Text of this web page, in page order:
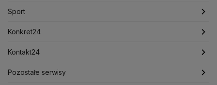
Drogi w Polsce
BródnoCiechanów
Agencja Bezpieczeństwa Wewnętrznego
Biuro Bezpieczeństwa Narodowego
Bielany
Mokotów
Ochota
Sport
Zdrowie
Technologia
Newslettery
Ludzie Faktów
Kraków
Poznań
Trójmiasto
Wrocław
Notowania
Pieniądze
Nieruchomości
Rynki
Pogoda godzinowa
Pogoda długoterminowa
Pogoda na jutro
Pogoda na weekend
Sport
Piłka Nożna
Tenis
Kolarstwo
Konkret24
Najnowsze
Polska
Kontakt24
Najnowsze
Pozostałe serwisy